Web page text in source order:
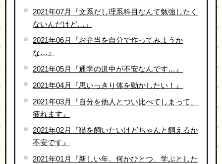
2021年07月『文系だし理系科目なんて勉強したく
ないんだけど…』
2021年06月『お弁当を自分で作ってみようか
な…』
2021年05月『通学の道中が不安なんです…』
2021年04月『思いっきり体を動かしたい！』
2021年03月『自分を他人とつい比べてしまって、
疲れます』
2021年02月『猫を飼いたいけどちゃんと飼えるか
不安です』
2021年01月『新しい年。何かひとつ、学ぶとした